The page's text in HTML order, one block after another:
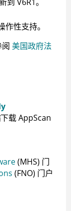
作性支持。
美国政府法
下载AppScan
(MHS) 门
(FNO) 门户